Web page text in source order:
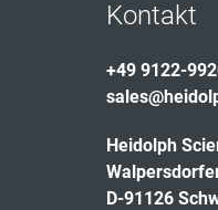
Kontakt
+49 9122-
Heidolph
D-91126